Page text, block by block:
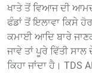
ਖਾਤੇ ਤੋਂ ਵਿਆਜ ਦੀ
ਫੰਡਾਂ ਤੋਂ ਇਲਾਵਾ ਕਿਸੇ
ਕਮਾਈ ਆਦਿ ਬਾਰੇ
ਜਾਵੇ ਤਾਂ ਪੂਰੇ ਵਿੱਤੀ
ਕਿਹਾ ਜਾਂਦਾ ਹੈ। TDS